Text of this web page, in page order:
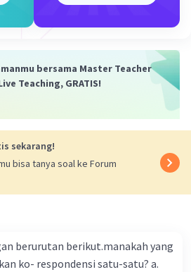
kamu memahami konsepnya
(1) Balas
Iklan
bersama Master Teacher
Teaching, GRATIS!
sekarang!
bisa tanya soal ke Forum
berurutan berikut.manakah yang
satu? a.